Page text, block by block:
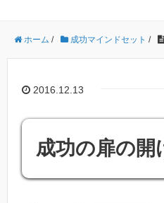
ホーム / 成功マインドセット /
2016.12.13
成功の扉の開